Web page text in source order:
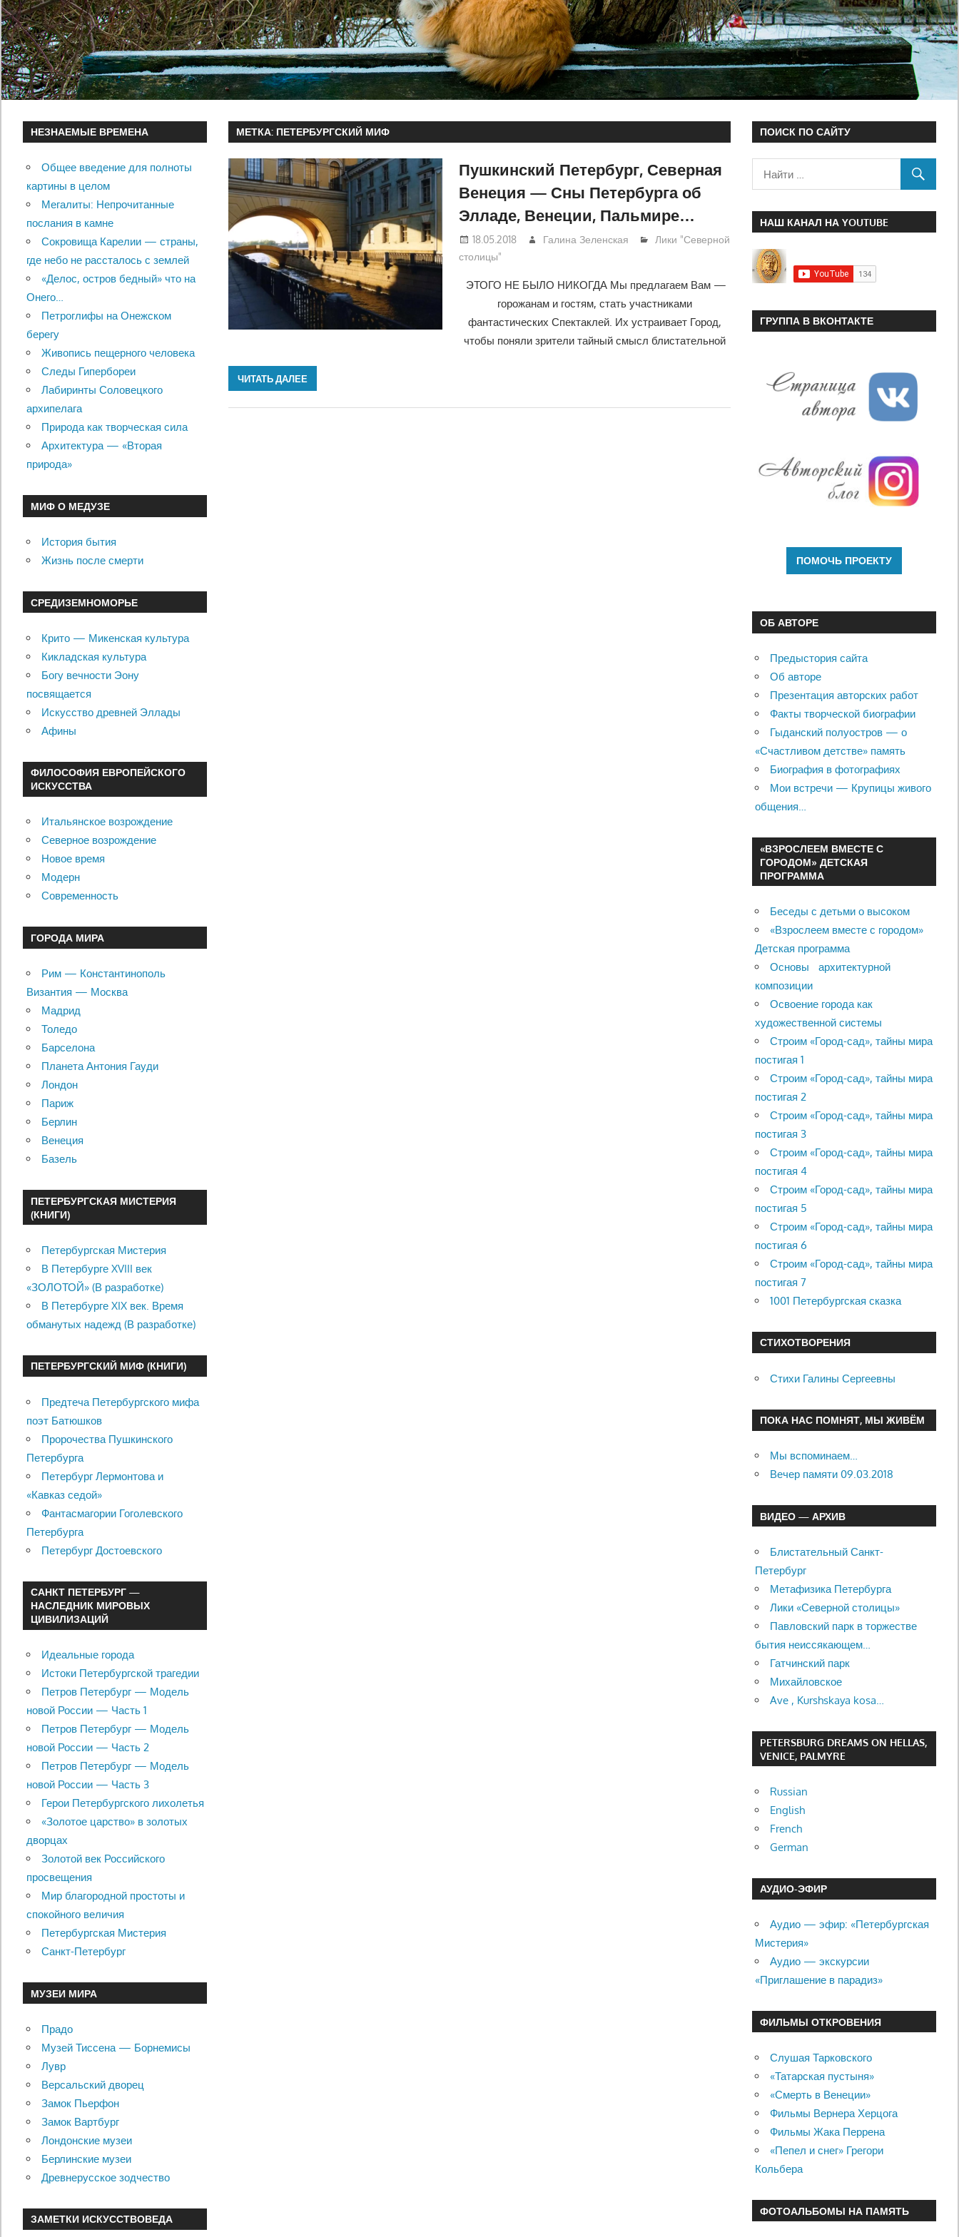
МЕТКА: ПЕТЕРБУРГСКИЙ МИФ
Пушкинский Петербург, Северная
Венеция — Сны Петербурга об
Элладе, Венеции, Пальмире…
18.05.2018 Галина Зеленская
Лики "Северной
столицы"
ЭТОГО НЕ БЫЛО НИКОГДА Мы предлагаем Вам —
горожанам и гостям, стать участниками
фантастических Спектаклей. Их устраивает Город,
чтобы поняли зрители тайный смысл блистательной
ЧИТАТЬ ДАЛЕЕ
НЕЗНАЕМЫЕ ВРЕМЕНА
Общее введение для полноты
картины в целом
Мегалиты: Непрочитанные
послания в камне
Сокровища Карелии — страны,
где небо не рассталось с землей
«Делос, остров бедный» что на
Онего…
Петроглифы на Онежском
берегу
Живопись пещерного человека
Следы Гипербореи
Лабиринты Соловецкого
архипелага
Природа как творческая сила
Архитектура — «Вторая
природа»
МИФ О МЕДУЗЕ
История бытия
Жизнь после смерти
СРЕДИЗЕМНОМОРЬЕ
Крито — Микенская культура
Кикладская культура
Богу вечности Эону
посвящается
Искусство древней Эллады
Афины
ФИЛОСОФИЯ ЕВРОПЕЙСКОГО
ИСКУССТВА
Итальянское возрождение
Северное возрождение
Новое время
Модерн
Современность
ГОРОДА МИРА
Рим — Константинополь
Византия — Москва
Мадрид
Толедо
Барселона
Планета Антония Гауди
Лондон
Париж
Берлин
Венеция
Базель
ПЕТЕРБУРГСКАЯ МИСТЕРИЯ
(КНИГИ)
Петербургская Мистерия
В Петербурге XVIII век
«ЗОЛОТОЙ» (В разработке)
В Петербурге XIX век. Время
обманутых надежд (В разработке)
ПЕТЕРБУРГСКИЙ МИФ (КНИГИ)
Предтеча Петербургского мифа
поэт Батюшков
Пророчества Пушкинского
Петербурга
Петербург Лермонтова и
«Кавказ седой»
Фантасмагории Гоголевского
Петербурга
Петербург Достоевского
САНКТ ПЕТЕРБУРГ —
НАСЛЕДНИК МИРОВЫХ
ЦИВИЛИЗАЦИЙ
Идеальные города
Истоки Петербургской трагедии
Петров Петербург — Модель
новой России — Часть 1
Петров Петербург — Модель
новой России — Часть 2
Петров Петербург — Модель
новой России — Часть 3
Герои Петербургского лихолетья
«Золотое царство» в золотых
дворцах
Золотой век Российского
просвещения
Мир благородной простоты и
спокойного величия
Петербургская Мистерия
Санкт-Петербург
МУЗЕИ МИРА
Прадо
Музей Тиссена — Борнемисы
Лувр
Версальский дворец
Замок Пьерфон
Замок Вартбург
Лондонские музеи
Берлинские музеи
Древнерусское зодчество
ЗАМЕТКИ ИСКУССТВОВЕДА
ПОИСК ПО САЙТУ
НАШ КАНАЛ НА YOUTUBE
ГРУППА В ВКОНТАКТЕ
ОБ АВТОРЕ
Предыстория сайта
Об авторе
Презентация авторских работ
Факты творческой биографии
Гыданский полуостров — о
«Счастливом детстве» память
Биография в фотографиях
Мои встречи — Крупицы живого
общения…
«ВЗРОСЛЕЕМ ВМЕСТЕ С
ГОРОДОМ» ДЕТСКАЯ
ПРОГРАММА
Беседы с детьми о высоком
«Взрослеем вместе с городом»
Детская программа
Основы архитектурной
композиции
Освоение города как
художественной системы
Строим «Город-сад», тайны мира
постигая 1
Строим «Город-сад», тайны мира
постигая 2
Строим «Город-сад», тайны мира
постигая 3
Строим «Город-сад», тайны мира
постигая 4
Строим «Город-сад», тайны мира
постигая 5
Строим «Город-сад», тайны мира
постигая 6
Строим «Город-сад», тайны мира
постигая 7
1001 Петербургская сказка
СТИХОТВОРЕНИЯ
Стихи Галины Сергеевны
ПОКА НАС ПОМНЯТ, МЫ ЖИВЁМ
Мы вспоминаем…
Вечер памяти 09.03.2018
ВИДЕО — АРХИВ
Блистательный Санкт-
Петербург
Метафизика Петербурга
Лики «Северной столицы»
Павловский парк в торжестве
бытия неиссякающем…
Гатчинский парк
Михайловское
Ave , Kurshskaya kosa…
PETERSBURG DREAMS ON HELLAS,
VENICE, PALMYRE
Russian
English
French
German
АУДИО-ЭФИР
Аудио — эфир: «Петербургская
Мистерия»
Аудио — экскурсии
«Приглашение в парадиз»
ФИЛЬМЫ ОТКРОВЕНИЯ
Слушая Тарковского
«Татарская пустыня»
«Смерть в Венеции»
Фильмы Вернера Херцога
Фильмы Жака Перрена
«Пепел и снег» Грегори
Кольбера
ФОТОАЛЬБОМЫ НА ПАМЯТЬ